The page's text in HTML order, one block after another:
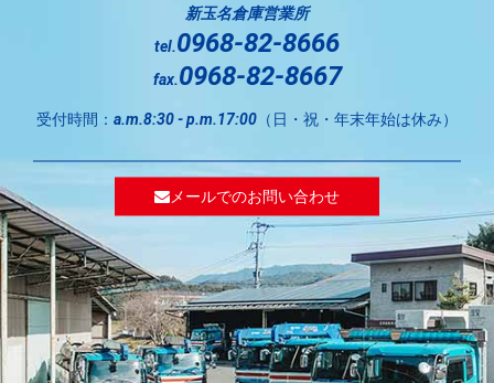
新玉名倉庫営業所
tel.0968-82-8666
fax.0968-82-8667
受付時間： a.m.8:30 - p.m.17:00 （日・祝・年末年始は休み）
メールでのお問い合わせ